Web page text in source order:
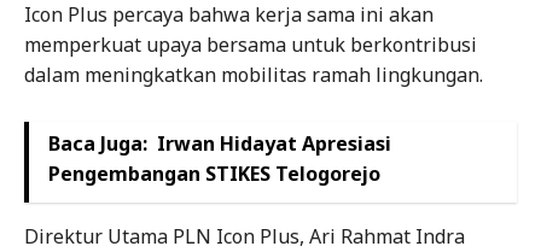
Icon Plus percaya bahwa kerja sama ini akan
memperkuat upaya bersama untuk berkontribusi
dalam meningkatkan mobilitas ramah lingkungan.
Baca Juga: Irwan Hidayat Apresiasi
Pengembangan STIKES Telogorejo
Direktur Utama PLN Icon Plus, Ari Rahmat Indra